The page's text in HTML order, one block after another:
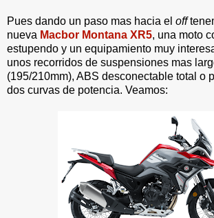
Pues dando un paso mas hacia el off
nueva Macbor Montana XR5, una moto
estupendo y un equipamiento muy
unos recorridos de suspensiones mas
(195/210mm), ABS desconectable total o
dos curvas de potencia. Veamos: